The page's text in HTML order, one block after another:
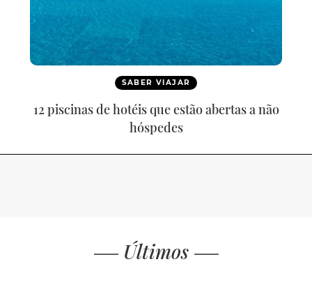
SABER VIAJAR
12 piscinas de hotéis que estão abertas a não
hóspedes
Últimos